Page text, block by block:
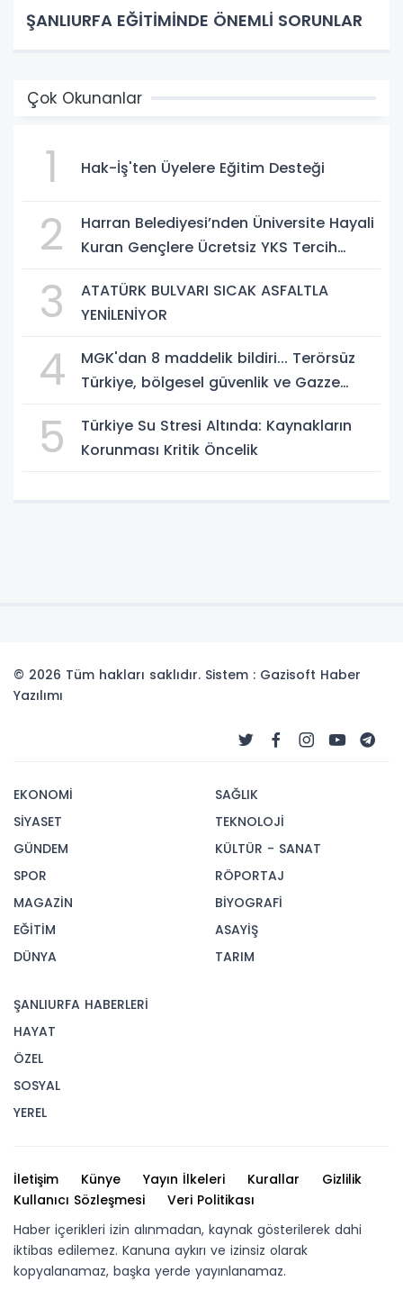
ŞANLIURFA EĞİTİMİNDE ÖNEMLİ SORUNLAR
Çok Okunanlar
1 Hak-İş'ten Üyelere Eğitim Desteği
2
Harran Belediyesi’nden Üniversite Hayali
Kuran Gençlere Ücretsiz YKS Tercih
3
ATATÜRK BULVARI SICAK ASFALTLA
YENİLENİYOR
4
MGK'dan 8 maddelik bildiri... Terörsüz
Türkiye, bölgesel güvenlik ve Gazze
5
Türkiye Su Stresi Altında: Kaynakların
Korunması Kritik Öncelik
© 2026 Tüm hakları saklıdır. Sistem : Gazisoft Haber
Yazılımı
EKONOMİ
SİYASET
GÜNDEM
SPOR
MAGAZİN
EĞİTİM
DÜNYA
SAĞLIK
TEKNOLOJİ
KÜLTÜR - SANAT
RÖPORTAJ
BİYOGRAFİ
ASAYİŞ
TARIM
ŞANLIURFA HABERLERİ
HAYAT
ÖZEL
SOSYAL
YEREL
İletişim Künye Yayın İlkeleri Kurallar
Gizlilik
Kullanıcı Sözleşmesi
Veri Politikası
Haber içerikleri izin alınmadan, kaynak gösterilerek dahi
iktibas edilemez. Kanuna aykırı ve izinsiz olarak
kopyalanamaz, başka yerde yayınlanamaz.